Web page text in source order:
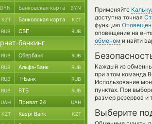
Применяйте
доступна точная
функцию
оповещение на e-
обменом и найти
Каждый из
при этом команда
Использование
пунктах. При
размер резервов и
Выберите
BYN Банковская карта BYN
KZT Банковская карта KZT
RUB СБП RUB
банкинг
RUB Сбербанк RUB
RUB Альфа-Банк RUB
RUB Т-Банк RUB
RUB ВТБ RUB
UAH Приват 24 UAH
KZT Kaspi Bank KZT